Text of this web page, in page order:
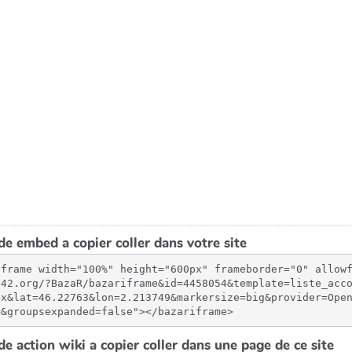
embed a copier coller dans votre site
width="100%" height="600px" frameborder="0"
?BazaR/
bazariframe>
action wiki a copier coller dans une page de ce site